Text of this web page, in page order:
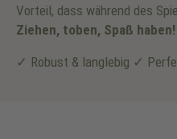
Vorteil, dass während des
Ziehen, toben, Spaß haben!
✓ Robust & langlebig ✓